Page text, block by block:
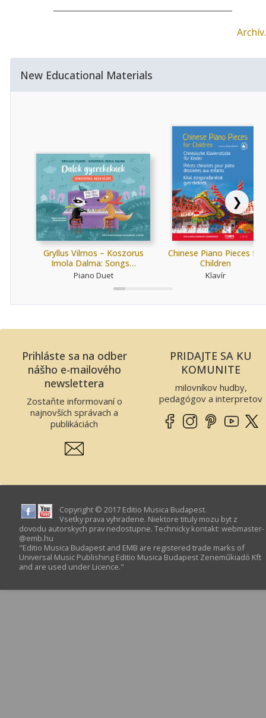
New Educational Materials
Gryllus Vilmos – Koszorus
Imola Dalma: Songs…
Piano Duet
Chinese Piano Pieces for
Children
Klavír
❯
Prihláste sa na odber
nášho e-mailového
newslettera
Zostaňte informovaní o
najnovších správach a
publikáciách
PRIDAJTE SA KU
KOMUNITE
milovníkov hudby,
pedagógov a interpretov
Copyright © 2017 Editio Musica Budapest.
Vsetky prava vyhradene. Niektore tituly mozu byt z
dovodu autorskych prav nedostupne. Technicky kontakt: webmaster­
@­emb.hu
"Editio Musica Budapest and EMB are registered trade marks of
Universal Music Publishing Editio Musica Budapest Zeneműkiadó Kft
and are used under Licence."